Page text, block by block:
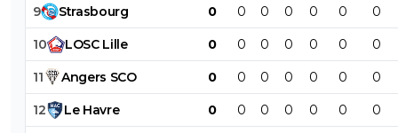
9 Strasbourg 0 0 0 0 0 0 0
10 LOSC Lille 0 0 0 0 0 0 0
11 Angers SCO 0 0 0 0 0 0 0
12 Le Havre 0 0 0 0 0 0 0